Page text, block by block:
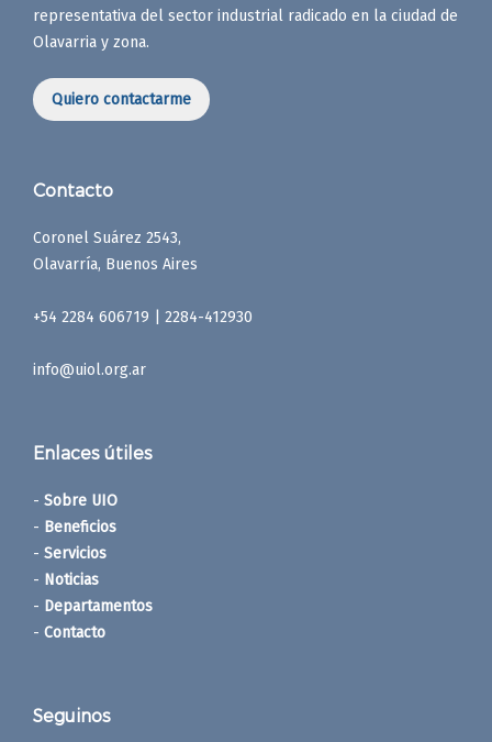
representativa del sector industrial radicado en la ciudad de
Olavarria y zona.
Quiero contactarme
Contacto
Coronel Suárez 2543,
Olavarría, Buenos Aires
+54 2284 606719 | 2284-412930
info@uiol.org.ar
Enlaces útiles
- Sobre UIO
- Beneficios
- Servicios
- Noticias
- Departamentos
- Contacto
Seguinos